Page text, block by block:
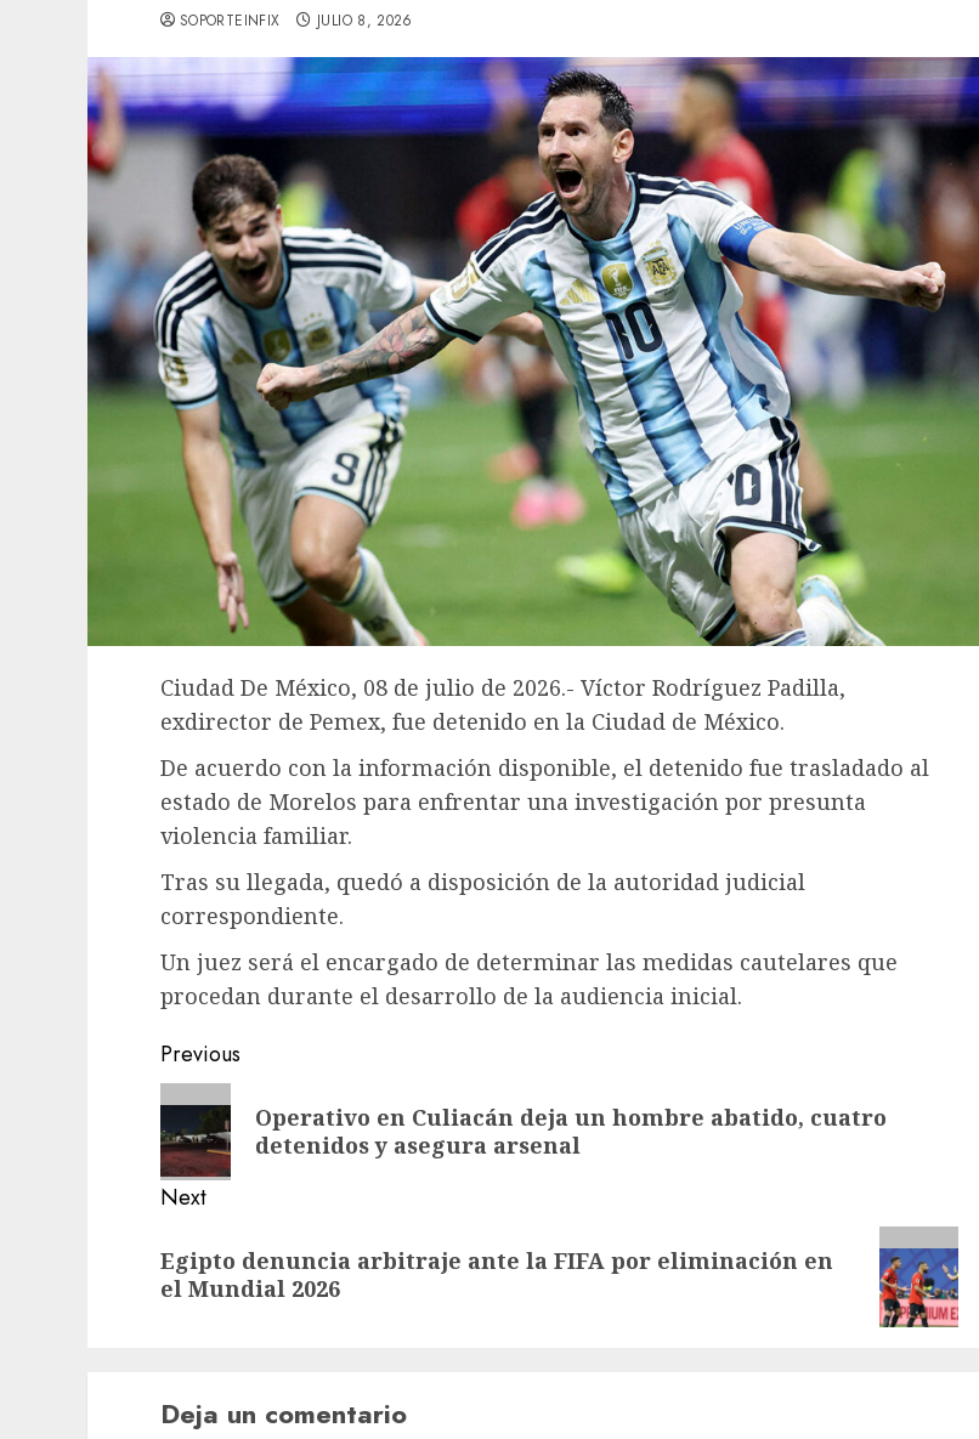
SOPORTEINFIX JULIO 8, 2026
Ciudad De México, 08 de julio de 2026.- Víctor Rodríguez Padilla,
exdirector de Pemex, fue detenido en la Ciudad de México.
De acuerdo con la información disponible, el detenido fue trasladado al
estado de Morelos para enfrentar una investigación por presunta
violencia familiar.
Tras su llegada, quedó a disposición de la autoridad judicial
correspondiente.
Un juez será el encargado de determinar las medidas cautelares que
procedan durante el desarrollo de la audiencia inicial.
Previous
Operativo en Culiacán deja un hombre abatido, cuatro
detenidos y asegura arsenal
Next
Egipto denuncia arbitraje ante la FIFA por eliminación en
el Mundial 2026
Deja un comentario